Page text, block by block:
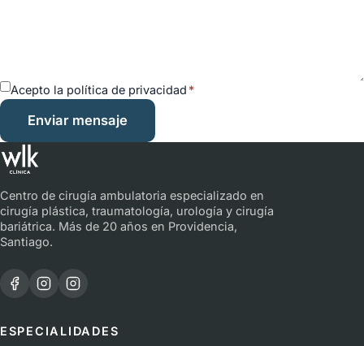
Acepto la política de privacidad *
Enviar mensaje
Centro de cirugía ambulatoria especializado en
cirugía plástica, traumatología, urología y cirugía
bariátrica. Más de 20 años en Providencia,
Santiago.
Facebook · Clínica WLK
Instagram · Clínica WLK
Instagram · Dr. Pablo Contreras
ESPECIALIDADES